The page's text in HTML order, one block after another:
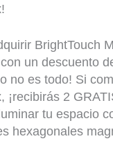
BrightTouch
un descuento
no es todo! Si
¡recibirás 2
tu espacio
hexagonales